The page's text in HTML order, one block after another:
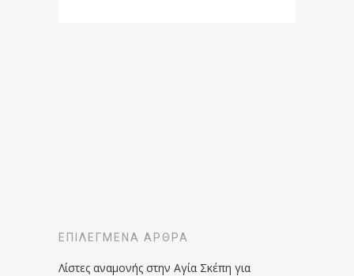
ΕΠΙΛΕΓΜΈΝΑ ΆΡΘΡΑ
Λίστες αναμονής στην Αγία Σκέπη για